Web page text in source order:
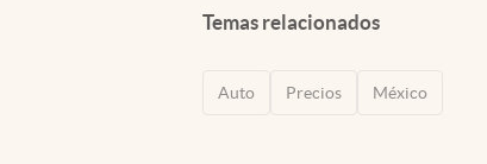
Temas relacionados
Auto Precios México